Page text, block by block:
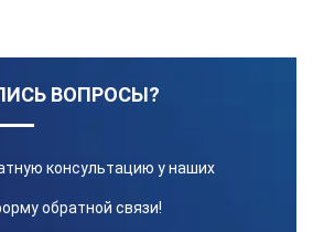
светофильтром, вопрос
чем защиты.
отсутствуют блики при сварке
отражающей
в отличие от пассивной маски
ВОПРОСЫ?
консультацию у наших
обратной связи!